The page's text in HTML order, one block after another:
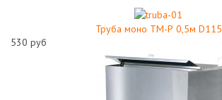
Труба моно ТМ-Р 0,5м D115
530 руб